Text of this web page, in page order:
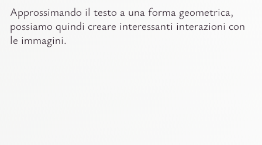
Approssimando il testo a una forma geometrica,
possiamo quindi creare interessanti interazioni con
le immagini.